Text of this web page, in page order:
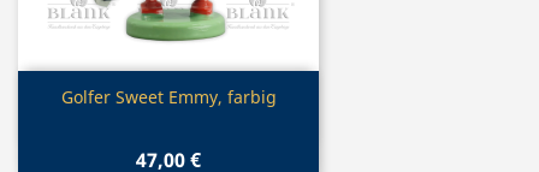
Vorschau
Golfer Sweet Emmy, farbig
47,00 €